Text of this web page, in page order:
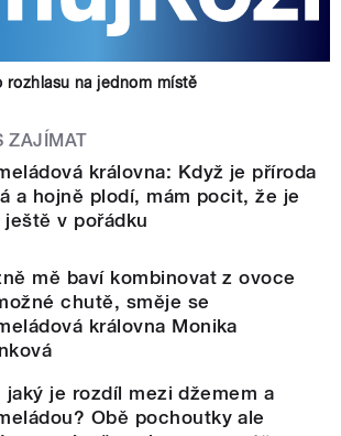
rozhlasu na jednom místě
ZAJÍMAT
královna: Když je příroda
a hojně plodí, mám pocit, že je
ještě v pořádku
mě baví kombinovat z ovoce
chutě, směje se
královna Monika
jaký je rozdíl mezi džemem a
Obě pochoutky ale